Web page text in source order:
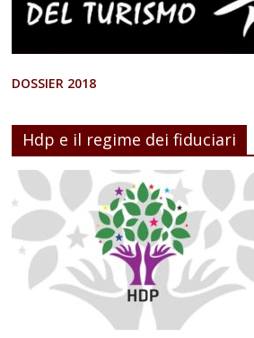
DOSSIER 2018
Hdp e il regime dei fiduciari